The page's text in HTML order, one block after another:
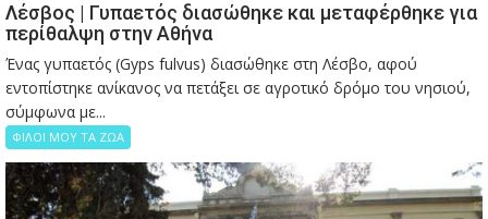
Λέσβος | Γυπαετός διασώθηκε και μεταφέρθηκε για
περίθαλψη στην Αθήνα
Ένας γυπαετός (Gyps fulvus) διασώθηκε στη Λέσβο, αφού
εντοπίστηκε ανίκανος να πετάξει σε αγροτικό δρόμο του νησιού,
σύμφωνα με...
ΦΙΛΟΙ ΜΟΥ ΤΑ ΖΩΑ